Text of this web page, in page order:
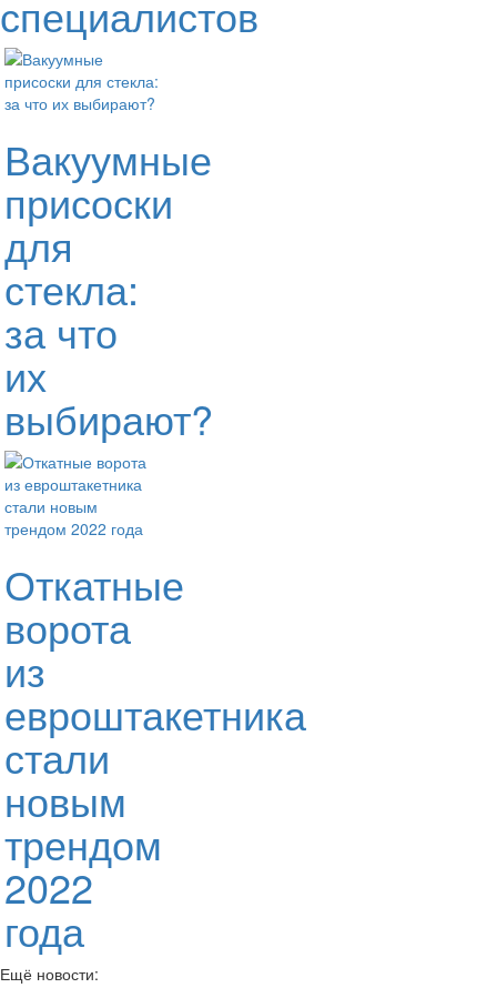
специалистов
Вакуумные
присоски
для
стекла:
за что
их
выбирают?
Откатные
ворота
из
евроштакетника
стали
новым
трендом
2022
года
Ещё новости: